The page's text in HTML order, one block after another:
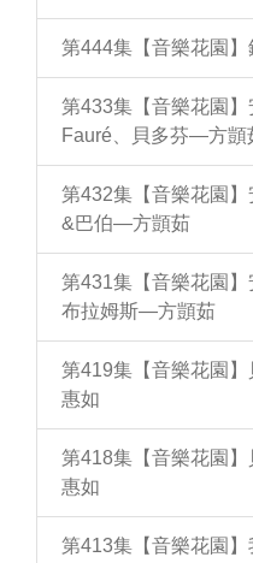
第444集【音樂花園
第433集【音樂花園】
Fauré、貝多芬—方顗
第432集【音樂花園
&巴伯—方顗茹
第431集【音樂花園
布拉姆斯—方顗茹
第419集【音樂花園
惠如
第418集【音樂花園
惠如
第413集【音樂花園